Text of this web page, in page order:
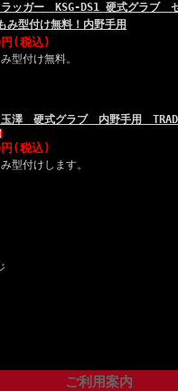
ラッガー KSG-DS1 硬式グラブ
み型付け無料！内野手用
(税込)
型付け無料。
玉澤 硬式グラブ 内野手用
(税込)
型付けします。
ご利用案内